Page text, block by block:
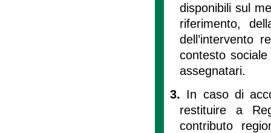
disponibili sul
riferimento,
dell’intervento
contesto
assegnatari.
3. In caso di
restituire a
contributo